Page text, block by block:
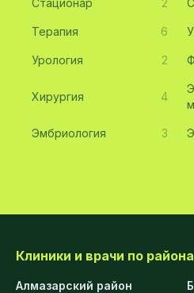
Терапия 6
Урология 2
Хирургия 4
Эмбриология 3
Клиники и врачи по
Алмазарский район